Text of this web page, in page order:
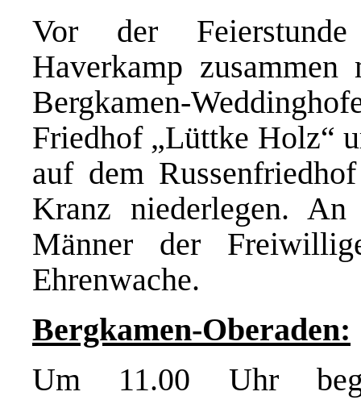
Vor der
Haverkamp
Bergkamen-
Friedhof „Lüttke Holz“
auf dem
Kranz niederlegen.
Männer der
Ehrenwache.
Bergkamen-Oberaden:
Um 11.00 Uhr